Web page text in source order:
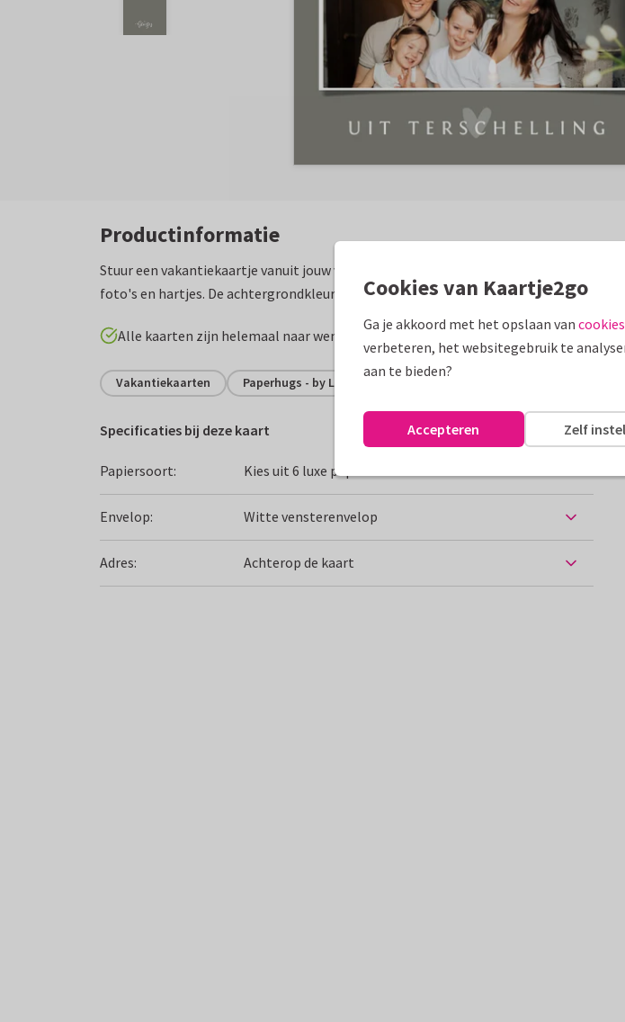
Productinformatie
Stuur een vakantiekaartje vanuit jouw vakantiebestemming met leuke eigen
foto's en hartjes. De achtergrondkleur is aanpasbaar.
Alle kaarten zijn helemaal naar wens aan te passen
Vakantiekaarten Paperhugs - by Lidy
Specificaties bij deze kaart
Papiersoort: Kies uit 6 luxe papiersoorten
Envelop: Witte vensterenvelop
Adres: Achterop de kaart
Cookies van Kaartje2go
Ga je akkoord met het opslaan van cookies
verbeteren, het websitegebruik te
aan te bieden?
Zelf
Accepteren